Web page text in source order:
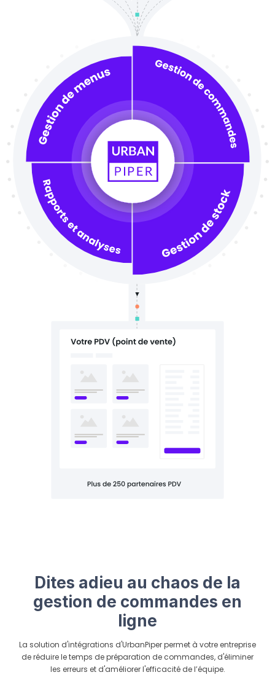
Dites adieu au chaos de la
gestion de commandes en
ligne
La solution d'intégrations d'UrbanPiper permet à votre entreprise
de réduire le temps de préparation de commandes, d'éliminer
les erreurs et d'améliorer l'efficacité de l’équipe.